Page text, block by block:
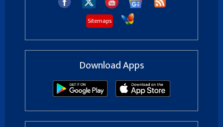
Sitemaps
Download Apps